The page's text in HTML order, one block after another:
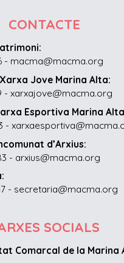
CONTACTE
- macma@macma.org
Jove Marina Alta:
- xarxajove@macma.org
Esportiva Marina
-
d’Arxius:
- arxius@macma.org
- secretaria@macma.org
SOCIALS
Comarcal de la Marina